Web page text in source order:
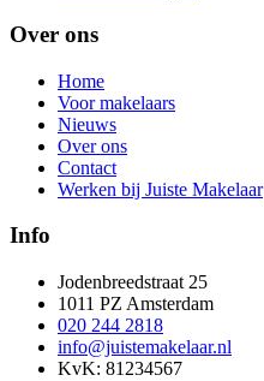
Over ons
Home
Voor makelaars
Nieuws
Over ons
Contact
Werken bij Juiste Makelaar
Info
Jodenbreedstraat 25
1011 PZ Amsterdam
020 244 2818
info@juistemakelaar.nl
KvK: 81234567